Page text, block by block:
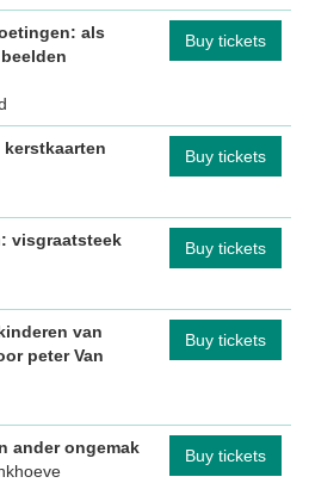
als
Buy tickets
Buy tickets
visgraatsteek
Buy tickets
van
peter Van
Buy tickets
ander ongemak
Buy tickets